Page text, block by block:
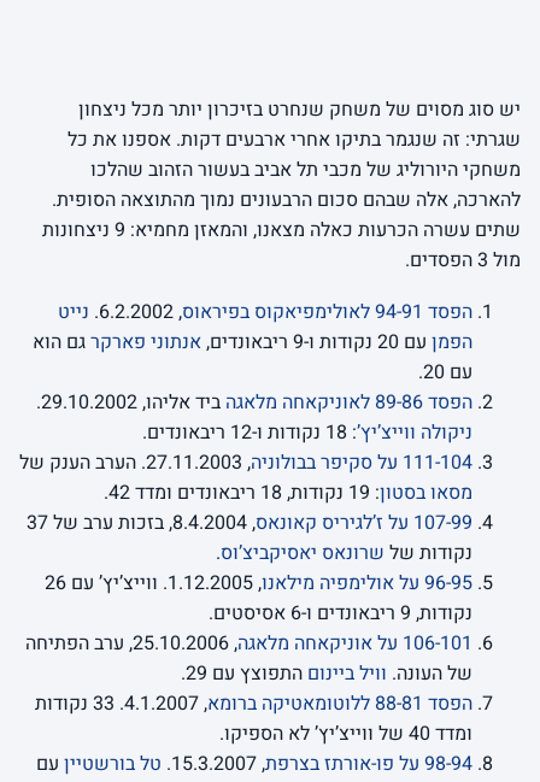
יש סוג מסוים של משחק שנחרט בזיכרון יותר מכל ניצחון
שגרתי: זה שנגמר בתיקו אחרי ארבעים דקות. אספנו את כל
משחקי היורוליג של מכבי תל אביב בעשור הזהוב שהלכו
להארכה, אלה שבהם סכום הרבעונים נמוך מהתוצאה הסופית.
שתים עשרה הכרעות כאלה מצאנו, והמאזן מחמיא: 9 ניצחונות
מול 3 הפסדים.
הפסד 94-91 לאולימפיאקוס בפיראוס
, 6.2.2002.
נייט
הפמן עם 20 נקודות ו-9 ריבאונדים, אנתוני פארקרגם הוא
עם 20.
הפסד 89-86 לאוניקאחה מלאגה
ביד אליהו, 29.10.2002.
ניקולה ווייצ’יץ’: 18 נקודות ו-12 ריבאונדים.
111-104 על סקיפר בבולוניה
, 27.11.2003. הערב הענק של
מסאו בסטון: 19 נקודות, 18 ריבאונדים ומדד 42.
107-99 על ז’לגיריס קאונאס
, 8.4.2004, בזכות ערב של 37
נקודות של שרונאס יאסיקביצ’וס.
96-95 על אולימפיה מילאנו
, 1.12.2005. ווייצ’יץ’ עם 26
נקודות, 9 ריבאונדים ו-6 אסיסטים.
106-101 על אוניקאחה מלאגה
, 25.10.2006, ערב הפתיחה
של העונה. וויל ביינום התפוצץ עם 29.
הפסד 88-81 ללוטומאטיקה ברומא
, 4.1.2007. 33 נקודות
ומדד 40 של ווייצ’יץ’ לא הספיקו.
98-94 על פו-אורתז בצרפת
, 15.3.2007. טל בורשטיין עם